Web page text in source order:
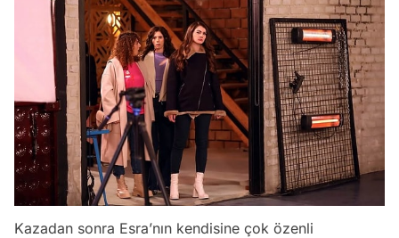
Kazadan sonra Esra’nın kendisine çok özenli